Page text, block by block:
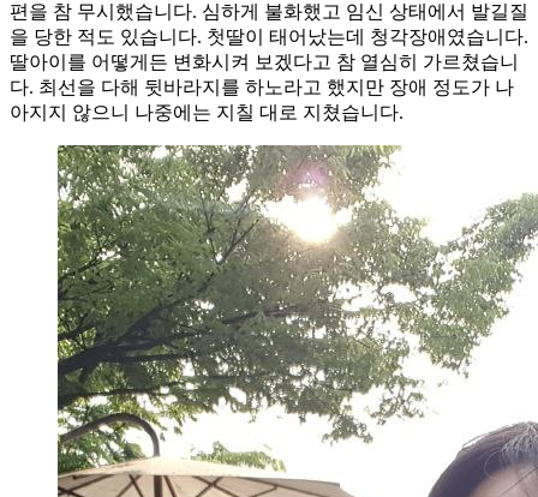
편을 참 무시했습니다. 심하게 불화했고 임신 상태에서 발길질
을 당한 적도 있습니다. 첫딸이 태어났는데 청각장애였습니다.
딸아이를 어떻게든 변화시켜 보겠다고 참 열심히 가르쳤습니
다. 최선을 다해 뒷바라지를 하노라고 했지만 장애 정도가 나
아지지 않으니 나중에는 지칠 대로 지쳤습니다.